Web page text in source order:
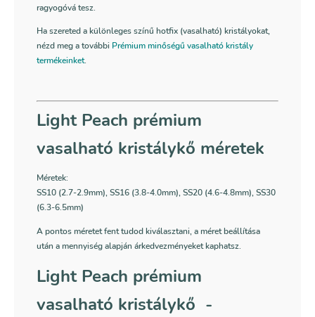
ragyogóvá tesz.
Ha szereted a különleges színű hotfix (vasalható) kristályokat,
nézd meg a további Prémium minőségű vasalható kristály
termékeinket.
Light Peach prémium
vasalható kristálykő méretek
Méretek:
SS10 (2.7-2.9mm), SS16 (3.8-4.0mm), SS20 (4.6-4.8mm), SS30
(6.3-6.5mm)
A pontos méretet fent tudod kiválasztani, a méret beállítása
után a mennyiség alapján árkedvezményeket kaphatsz.
Light Peach prémium
vasalható kristálykő -